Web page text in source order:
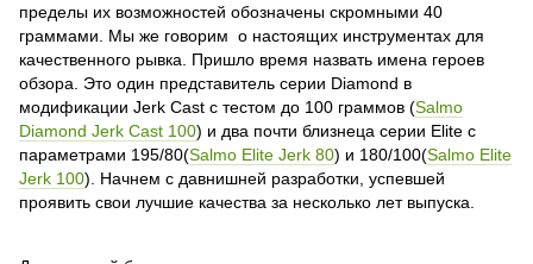
пределы их возможностей обозначены скромными 40
граммами. Мы же говорим о настоящих инструментах для
качественного рывка. Пришло время назвать имена героев
обзора. Это один представитель серии Diamond в
модификации Jerk Cast с тестом до 100 граммов (Salmo
Diamond Jerk Cast 100) и два почти близнеца серии Elite с
параметрами 195/80(Salmo Elite Jerk 80) и 180/100(Salmo Elite
Jerk 100). Начнем с давнишней разработки, успевшей
проявить свои лучшие качества за несколько лет выпуска.